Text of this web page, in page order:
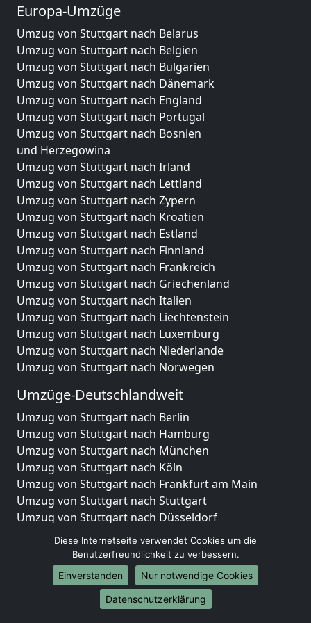
Europa-Umzüge
Umzug von Stuttgart nach Belarus
Umzug von Stuttgart nach Belgien
Umzug von Stuttgart nach Bulgarien
Umzug von Stuttgart nach Dänemark
Umzug von Stuttgart nach England
Umzug von Stuttgart nach Portugal
Umzug von Stuttgart nach Bosnien
und Herzegowina
Umzug von Stuttgart nach Irland
Umzug von Stuttgart nach Lettland
Umzug von Stuttgart nach Zypern
Umzug von Stuttgart nach Kroatien
Umzug von Stuttgart nach Estland
Umzug von Stuttgart nach Finnland
Umzug von Stuttgart nach Frankreich
Umzug von Stuttgart nach Griechenland
Umzug von Stuttgart nach Italien
Umzug von Stuttgart nach Liechtenstein
Umzug von Stuttgart nach Luxemburg
Umzug von Stuttgart nach Niederlande
Umzug von Stuttgart nach Norwegen
Umzüge-Deutschlandweit
Umzug von Stuttgart nach Berlin
Umzug von Stuttgart nach Hamburg
Umzug von Stuttgart nach München
Umzug von Stuttgart nach Köln
Umzug von Stuttgart nach Frankfurt am Main
Umzug von Stuttgart nach Stuttgart
Umzug von Stuttgart nach Düsseldorf
Umzug von Stuttgart nach Leipzig
Umzug von Stuttgart nach Dortmund
Umzug von Stuttgart nach Essen
Umzug von Stuttgart nach Bremen
Umzug von Stuttgart nach Dresden
Diese Internetseite verwendet Cookies um die
Benutzerfreundlichkeit zu verbessern.
Einverstanden
Nur notwendige Cookies
Datenschutzerklärung